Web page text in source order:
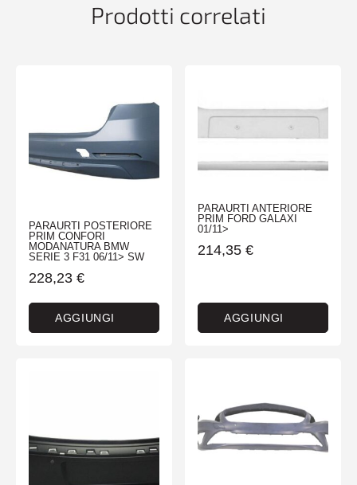
Prodotti correlati
PARAURTI POSTERIORE
PRIM CONFORI
MODANATURA BMW
SERIE 3 F31 06/11> SW
228,23 €
AGGIUNGI
PARAURTI ANTERIORE
PRIM FORD GALAXI
01/11>
214,35 €
AGGIUNGI